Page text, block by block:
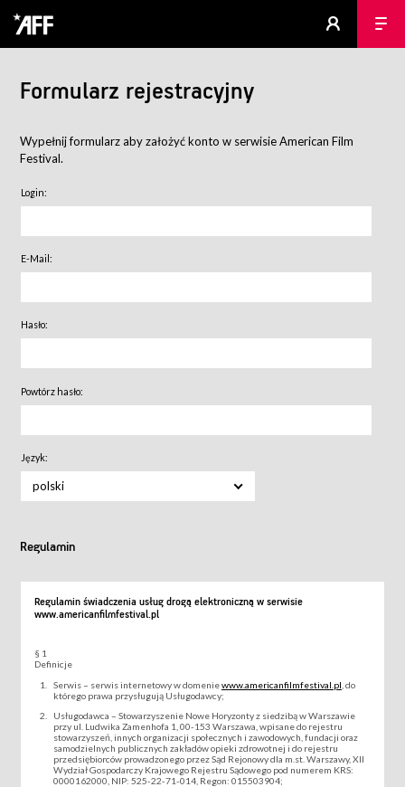
Formularz rejestracyjny
Wypełnij formularz aby założyć konto w serwisie American Film
Festival.
Login:
E-Mail:
Hasło:
Powtórz hasło:
Język:
polski
Regulamin
Regulamin świadczenia usług drogą elektroniczną w serwisie
www.americanfilmfestival.pl
§ 1
Definicje
Serwis – serwis internetowy w domeniewww.americanfilmfestival.pl , do
którego prawa przysługują Usługodawcy;
Usługodawca – Stowarzyszenie Nowe Horyzonty z siedzibą w Warszawie
przy ul. Ludwika Zamenhofa 1, 00-153 Warszawa, wpisane do rejestru
stowarzyszeń, innych organizacji społecznych i zawodowych, fundacji oraz
samodzielnych publicznych zakładów opieki zdrowotnej i do rejestru
przedsiębiorców prowadzonego przez Sąd Rejonowy dla m.st. Warszawy, XII
Wydział Gospodarczy Krajowego Rejestru Sądowego pod numerem KRS:
0000162000, NIP: 525-22-71-014, Regon: 015503904;